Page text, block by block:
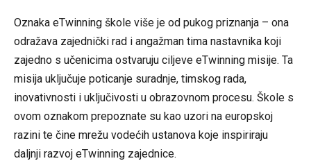
Oznaka eTwinning škole više je od pukog priznanja – ona
odražava zajednički rad i angažman tima nastavnika koji
zajedno s učenicima ostvaruju ciljeve eTwinning misije. Ta
misija uključuje poticanje suradnje, timskog rada,
inovativnosti i uključivosti u obrazovnom procesu. Škole s
ovom oznakom prepoznate su kao uzori na europskoj
razini te čine mrežu vodećih ustanova koje inspiriraju
daljnji razvoj eTwinning zajednice.